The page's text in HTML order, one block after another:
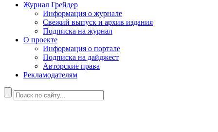
Журнал Грейдер
Информация о журнале
Свежий выпуск и архив издания
Подписка на журнал
О проекте
Информация о портале
Подписка на дайджест
Авторские права
Рекламодателям